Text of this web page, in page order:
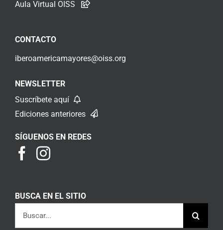
Aula Virtual OISS
CONTACTO
iberoamericamayores@oiss.org
NEWSLETTER
Suscríbete aquí
Ediciones anteriores
SÍGUENOS EN REDES
BUSCA EN EL SITIO